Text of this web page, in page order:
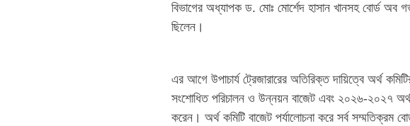
বিভাগের অধ্যাপক ড. মোঃ মোর্শেদ হাসান খানসহ বোর্ড অব
ছিলেন।
এর আগে উপাচার্য ট্রেজারারের অতিরিক্ত দায়িত্বে অর্থ
সংশোধিত পরিচালন ও উন্নয়ন বাজেট এবং ২০২৬-২০২৭
করেন। অর্থ কমিটি বাজেট পর্যালোচনা করে সর্ব সম্মতিক্রম